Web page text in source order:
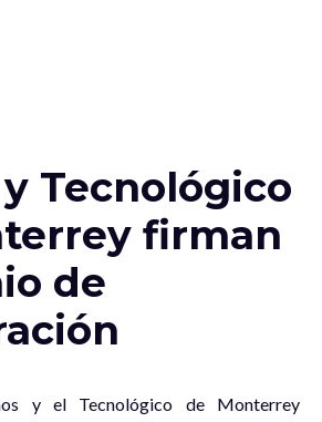
Tecnológico
firman
de
y el Tecnológico de Monterrey